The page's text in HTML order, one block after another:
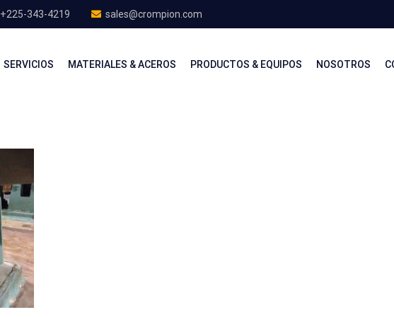
+225-343-4219 sales@crompion.com
SERVICIOS MATERIALES & ACEROS PRODUCTOS & EQUIPOS NOSOTROS